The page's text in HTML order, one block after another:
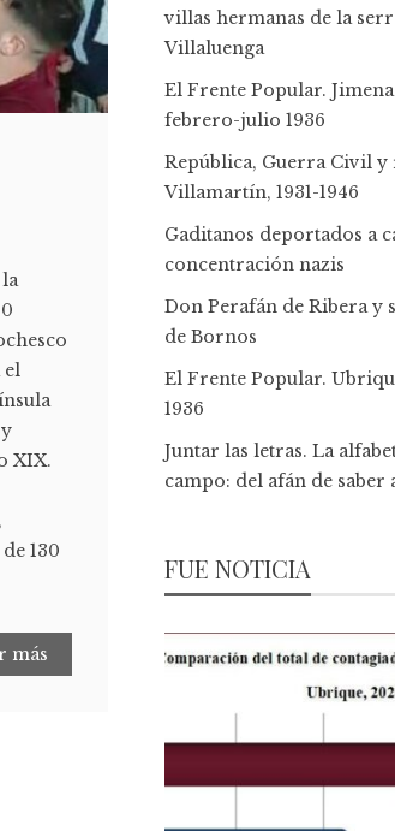
el
XIX.
130
más
villas hermanas de la
Villaluenga
El Frente Popular.
febrero-julio 1936
República, Guerra Civil
Villamartín, 1931-1946
Gaditanos deportados a
concentración nazis
Don Perafán de Ribera y
de Bornos
El Frente Popular.
1936
Juntar las letras. La
campo: del afán de saber
FUE NOTICIA